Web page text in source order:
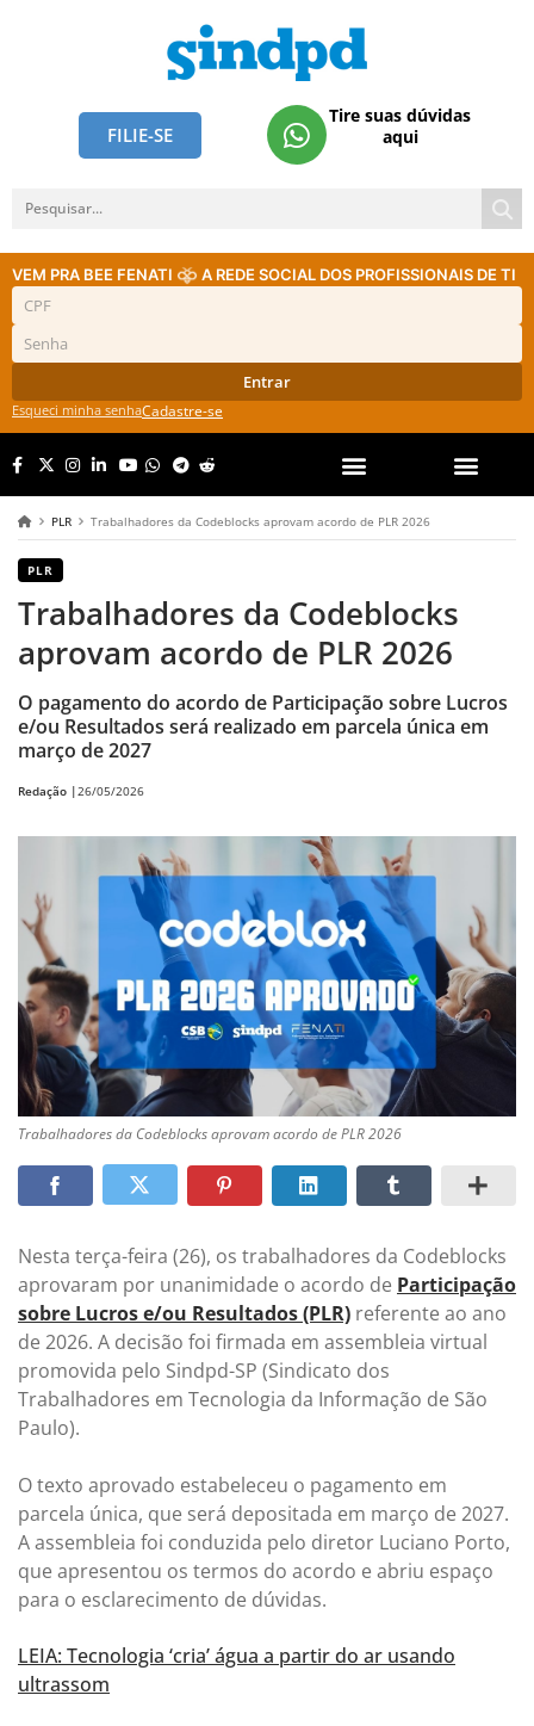
FILIE-SE
Tire suas dúvidas
aqui
VEM PRA BEE FENATI A REDE SOCIAL DOS PROFISSIONAIS DE TI
Entrar
Esqueci minha senhaCadastre-se
PLR Trabalhadores da Codeblocks aprovam acordo de PLR 2026
PLR
Trabalhadores da Codeblocks
aprovam acordo de PLR 2026
O pagamento do acordo de Participação sobre Lucros
e/ou Resultados será realizado em parcela única em
março de 2027
Redação |26/05/2026
Trabalhadores da Codeblocks aprovam acordo de PLR 2026
Nesta terça-feira (26), os trabalhadores da Codeblocks
aprovaram por unanimidade o acordo de Participação
sobre Lucros e/ou Resultados (PLR) referente ao ano
de 2026. A decisão foi firmada em assembleia virtual
promovida pelo Sindpd-SP (Sindicato dos
Trabalhadores em Tecnologia da Informação de São
Paulo).
O texto aprovado estabeleceu o pagamento em
parcela única, que será depositada em março de 2027.
A assembleia foi conduzida pelo diretor Luciano Porto,
que apresentou os termos do acordo e abriu espaço
para o esclarecimento de dúvidas.
LEIA: Tecnologia ‘cria’ água a partir do ar usando
ultrassom